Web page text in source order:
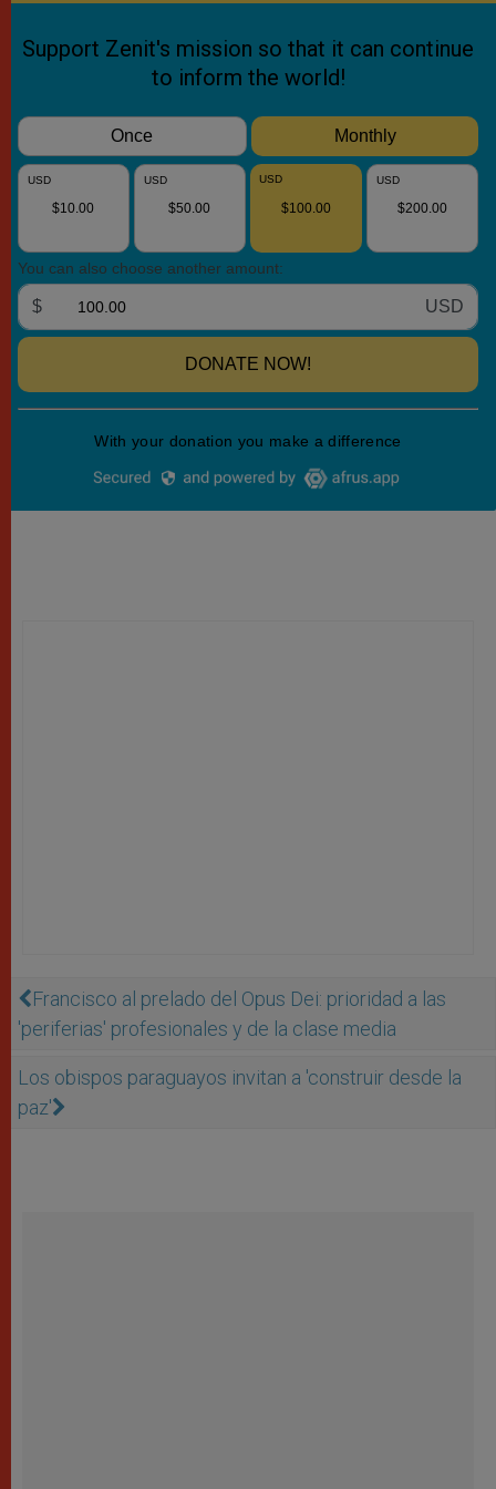
Francisco al prelado del Opus Dei: prioridad a las
'periferias' profesionales y de la clase media
Los obispos paraguayos invitan a 'construir desde la
paz'